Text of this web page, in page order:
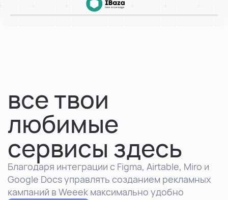
все твои
любимые
сервисы здесь
Благодаря интеграции с Figma, Airtable, Miro и
Google Docs управлять созданием рекламных
кампаний в Weeek максимально удобно